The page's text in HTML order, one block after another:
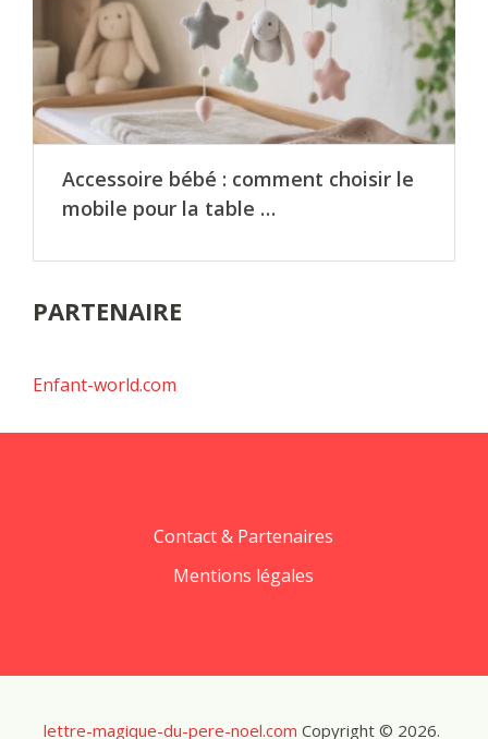
Accessoire bébé : comment choisir le
mobile pour la table …
PARTENAIRE
Enfant-world.com
Contact & Partenaires
Mentions légales
lettre-magique-du-pere-noel.com Copyright © 2026.